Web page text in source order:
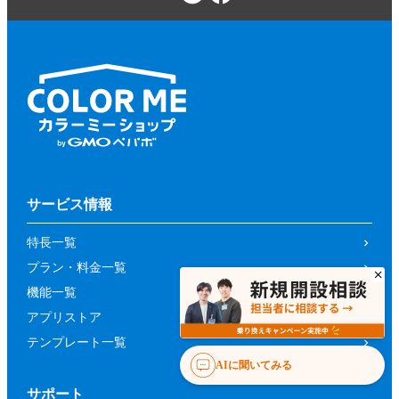
サービス情報
特長一覧
プラン・料金一覧
機能一覧
アプリストア
テンプレート一覧
サポート
AIに聞いてみる